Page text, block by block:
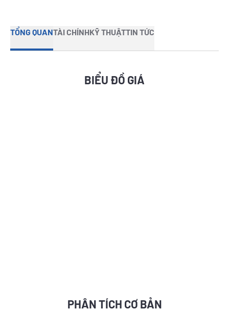
TỔNG QUANTÀI CHÍNHKỸ THUẬTTIN TỨC
BIỂU ĐỒ GIÁ
PHÂN TÍCH CƠ BẢN